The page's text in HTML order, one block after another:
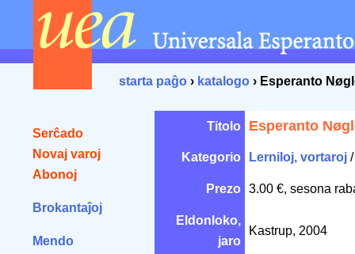
starta paĝo › katalogo › Esperanto
Serĉado
Novaj varoj
Abonoj
Brokantaĵoj
Mendo
Titolo Esperanto
Kategorio Lerniloj, vortaroj
Prezo 3.00 €, sesona
Eldonloko,
jaro
Kastrup, 2004